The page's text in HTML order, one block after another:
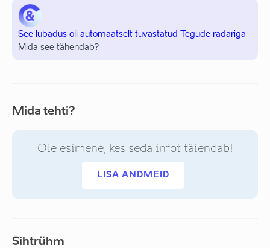
See lubadus oli automaatselt tuvastatud Tegude radariga
Mida see tähendab?
Mida tehti?
Ole esimene, kes seda infot täiendab!
LISA ANDMEID
Sihtrühm